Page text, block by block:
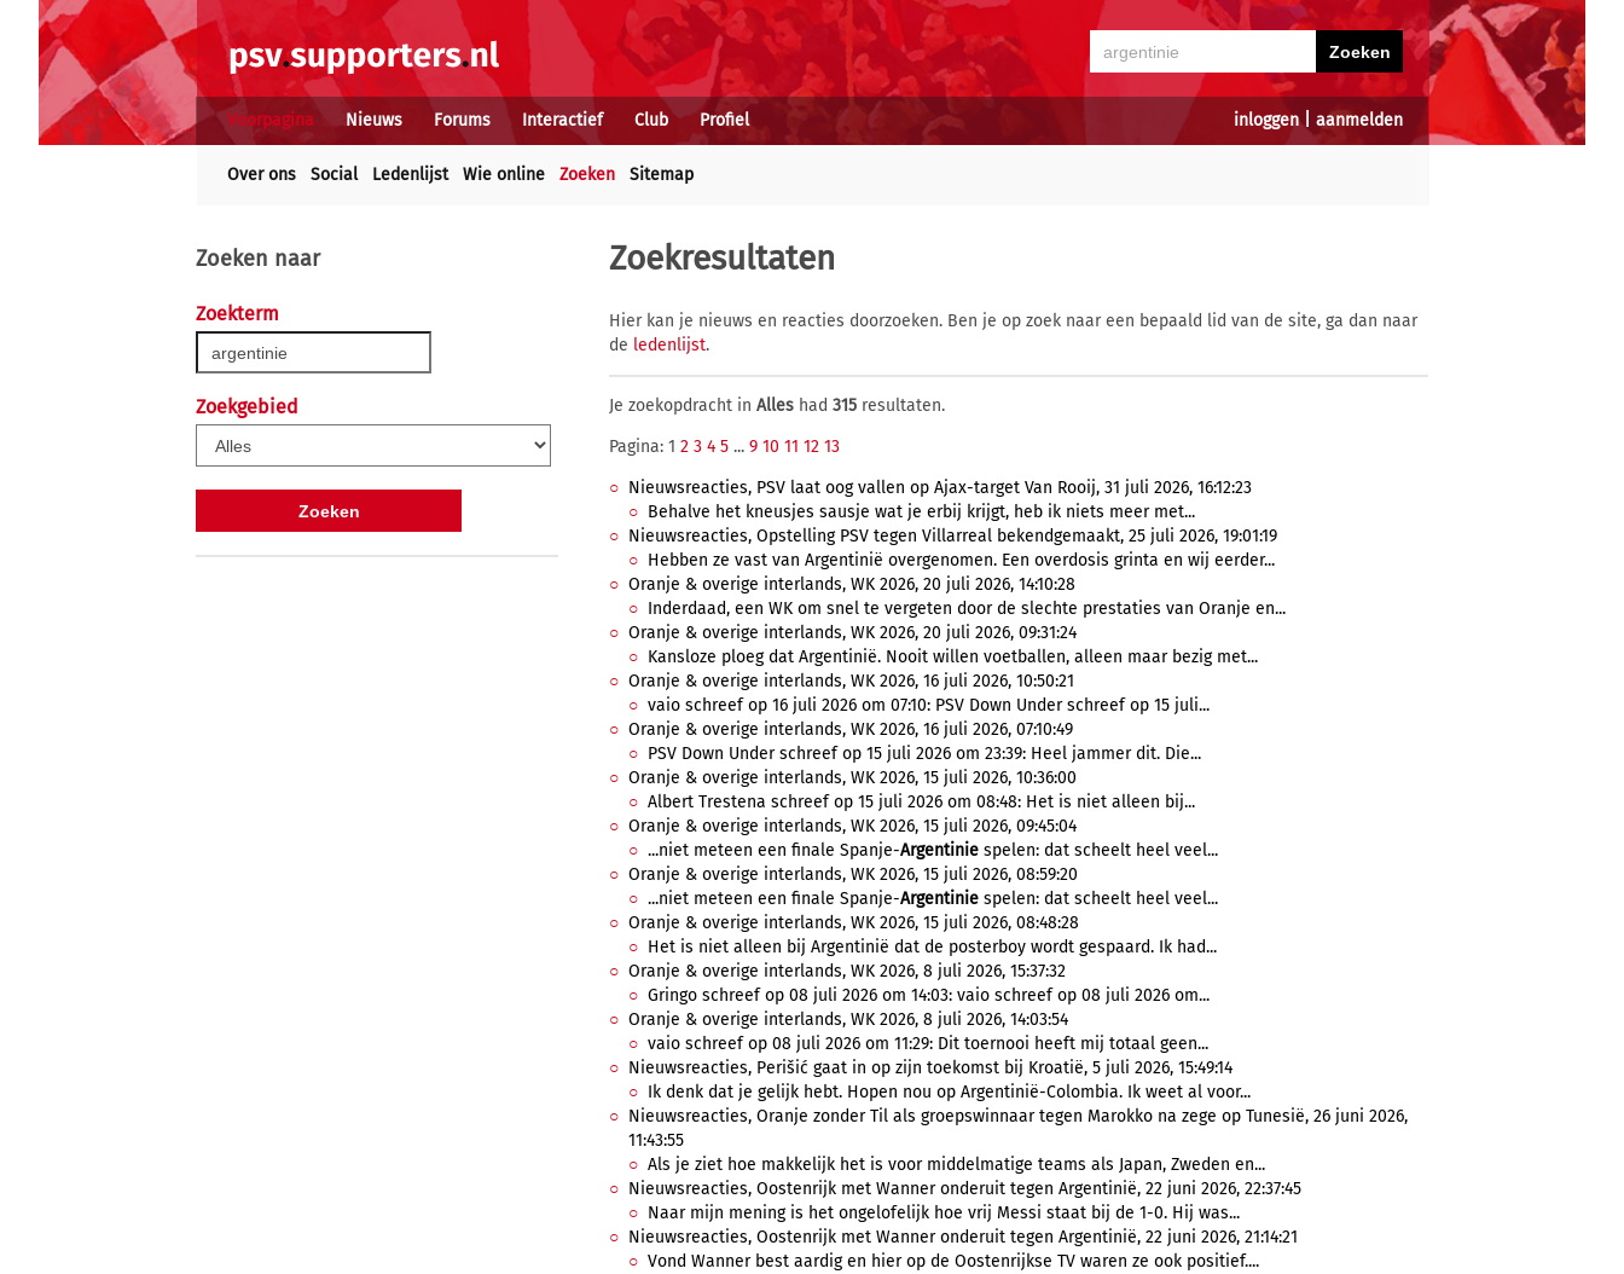
inloggen| aanmelden
Voorpagina Nieuws Forums Interactief Club Profiel
Over ons Social Ledenlijst Wie online Zoeken Sitemap
Zoeken naar
Zoekterm
Zoekgebied
Zoekresultaten
Hier kan je nieuws en reacties doorzoeken. Ben je op zoek naar een bepaald lid van de site, ga dan naar
de ledenlijst.
Je zoekopdracht in Alles had 315 resultaten.
Pagina: 1 2 3 4 5 ... 9 10 11 12 13
Nieuwsreacties, PSV laat oog vallen op Ajax-target Van Rooij, 31 juli 2026, 16:12:23
Behalve het kneusjes sausje wat je erbij krijgt, heb ik niets meer met...
Nieuwsreacties, Opstelling PSV tegen Villarreal bekendgemaakt, 25 juli 2026, 19:01:19
Hebben ze vast van Argentinië overgenomen. Een overdosis grinta en wij eerder...
Oranje & overige interlands, WK 2026, 20 juli 2026, 14:10:28
Inderdaad, een WK om snel te vergeten door de slechte prestaties van Oranje en...
Oranje & overige interlands, WK 2026, 20 juli 2026, 09:31:24
Kansloze ploeg dat Argentinië. Nooit willen voetballen, alleen maar bezig met...
Oranje & overige interlands, WK 2026, 16 juli 2026, 10:50:21
vaio schreef op 16 juli 2026 om 07:10: PSV Down Under schreef op 15 juli...
Oranje & overige interlands, WK 2026, 16 juli 2026, 07:10:49
PSV Down Under schreef op 15 juli 2026 om 23:39: Heel jammer dit. Die...
Oranje & overige interlands, WK 2026, 15 juli 2026, 10:36:00
Albert Trestena schreef op 15 juli 2026 om 08:48: Het is niet alleen bij...
Oranje & overige interlands, WK 2026, 15 juli 2026, 09:45:04
...niet meteen een finale Spanje-Argentinie spelen: dat scheelt heel veel...
Oranje & overige interlands, WK 2026, 15 juli 2026, 08:59:20
...niet meteen een finale Spanje-Argentinie spelen: dat scheelt heel veel...
Oranje & overige interlands, WK 2026, 15 juli 2026, 08:48:28
Het is niet alleen bij Argentinië dat de posterboy wordt gespaard. Ik had...
Oranje & overige interlands, WK 2026, 8 juli 2026, 15:37:32
Gringo schreef op 08 juli 2026 om 14:03: vaio schreef op 08 juli 2026 om...
Oranje & overige interlands, WK 2026, 8 juli 2026, 14:03:54
vaio schreef op 08 juli 2026 om 11:29: Dit toernooi heeft mij totaal geen...
Nieuwsreacties, Perišić gaat in op zijn toekomst bij Kroatië, 5 juli 2026, 15:49:14
Ik denk dat je gelijk hebt. Hopen nou op Argentinië-Colombia. Ik weet al voor...
Nieuwsreacties, Oranje zonder Til als groepswinnaar tegen Marokko na zege op Tunesië, 26 juni 2026,
11:43:55
Als je ziet hoe makkelijk het is voor middelmatige teams als Japan, Zweden en...
Nieuwsreacties, Oostenrijk met Wanner onderuit tegen Argentinië, 22 juni 2026, 22:37:45
Naar mijn mening is het ongelofelijk hoe vrij Messi staat bij de 1-0. Hij was...
Nieuwsreacties, Oostenrijk met Wanner onderuit tegen Argentinië, 22 juni 2026, 21:14:21
Vond Wanner best aardig en hier op de Oostenrijkse TV waren ze ook positief....